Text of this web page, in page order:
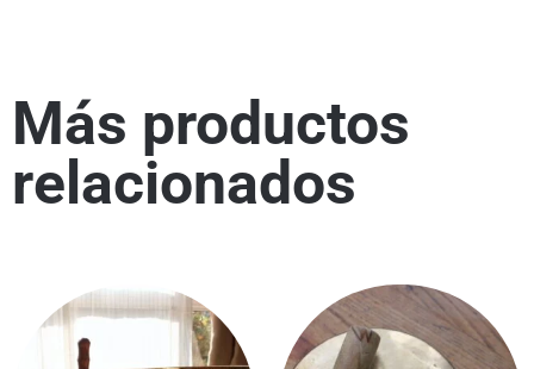
Más productos
relacionados